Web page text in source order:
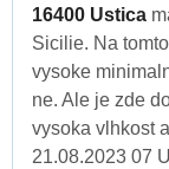
16400 Ustica
Sicilie. Na
vysoke
ne. Ale je zde
vysoka vlhkost
21.08.2023 07